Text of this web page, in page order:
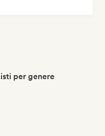
per genere